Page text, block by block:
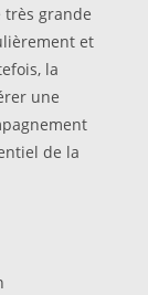
grande
et
la
une
de la